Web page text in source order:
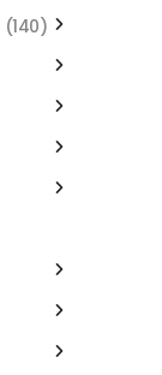
(140)